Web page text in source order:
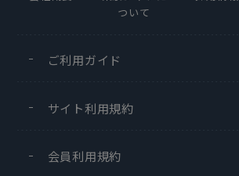
ついて
ご利用ガイド
サイト利用規約
会員利用規約